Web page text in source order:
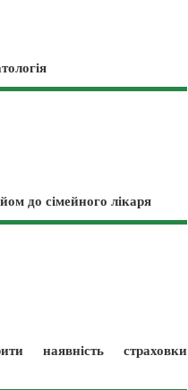
до сімейного лікаря
наявність страховки